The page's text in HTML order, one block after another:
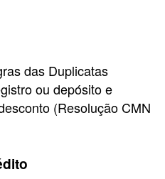
das Duplicatas
ou depósito e
(Resolução CMN